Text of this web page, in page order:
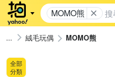
MOMO熊
絨毛玩偶 MOMO熊
全部
分類